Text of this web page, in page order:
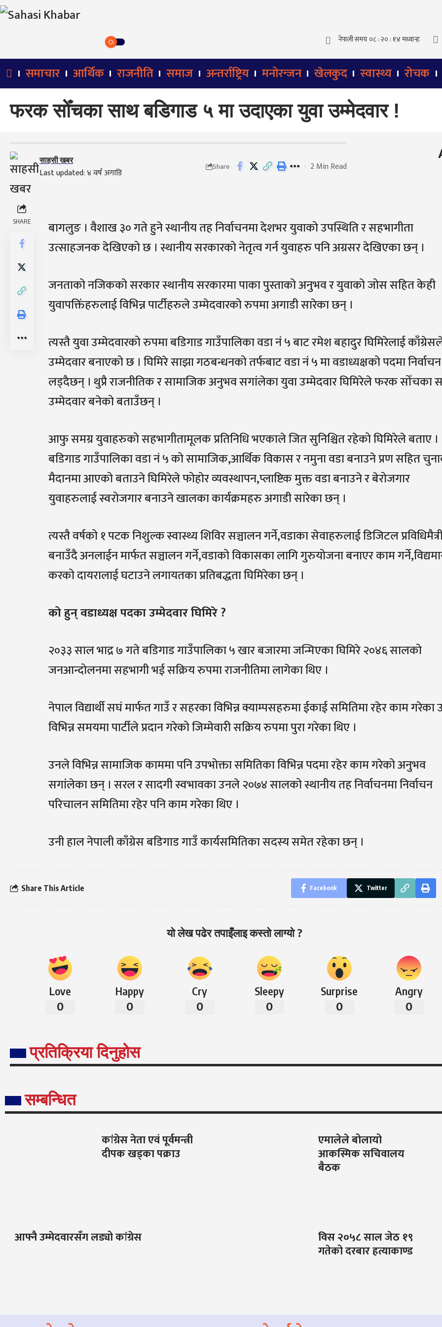
समाचार आर्थिक राजनीति समाज अन्तर्राष्ट्रिय मनोरन्जन खेलकुद स्वास्थ्य रोचक
फरक सोँचका साथ बडिगाड ५ मा उदाएका युवा उम्मेदवार !
Last updated: ४ वर्ष अगाडि
साहसी खबर
Share 2 Min Read
SHARE
बागलुङ । वैशाख ३० गते हुने स्थानीय तह निर्वाचनमा देशभर युवाको उपस्थिति र सहभागीता
उत्साहजनक देखिएको छ । स्थानीय सरकारको नेतृत्व गर्न युवाहरु पनि अग्रसर देखिएका छन् ।
जनताको नजिकको सरकार स्थानीय सरकारमा पाका पुस्ताको अनुभव र युवाको जोस सहित केही
युवापक्तिंहरुलाई विभिन्न पार्टीहरुले उम्मेदवारको रुपमा अगाडी सारेका छन् ।
त्यस्तै युवा उम्मेदवारको रुपमा बडिगाड गाउँपालिका वडा नं ५ बाट रमेश बहादुर घिमिरेलाई
उम्मेदवार बनाएको छ । घिमिरे साझा गठबन्धनको तर्फबाट वडा नं ५ मा वडाध्यक्षको पदमा निर्वाचन
लड्दैछन् । थुप्रै राजनीतिक र सामाजिक अनुभव सगांलेका युवा उम्मेदवार घिमिरेले फरक सोँचका
उम्मेदवार बनेको बताउँछन् ।
आफु समग्र युवाहरुको सहभागीतामूलक प्रतिनिधि भएकाले जित सुनिश्चित रहेको घिमिरेले बताए ।
बडिगाड गाउँपालिका वडा नं ५ को सामाजिक,आर्थिक विकास र नमुना वडा बनाउने प्रण सहित
मैदानमा आएको बताउने घिमिरेले फोहोर व्यवस्थापन,प्लाष्टिक मुक्त वडा बनाउने र बेरोजगार
युवाहरुलाई स्वरोजगार बनाउने खालका कार्यक्रमहरु अगाडी सारेका छन् ।
त्यस्तै वर्षको १ पटक निशुल्क स्वास्थ्य शिविर सञ्चालन गर्ने,वडाका सेवाहरुलाई डिजिटल
बनाउँदै अनलाईन मार्फत सञ्चालन गर्ने,वडाको विकासका लागि गुरुयोजना बनाएर काम
करको दायरालाई घटाउने लगायतका प्रतिबद्धता घिमिरेका छन् ।
को हुन् वडाध्यक्ष पदका उम्मेदवार घिमिरे ?
२०३३ साल भाद्र ७ गते बडिगाड गाउँपालिका ५ खार बजारमा जन्मिएका घिमिरे २०४६ सालको
जनआन्दोलनमा सहभागी भई सक्रिय रुपमा राजनीतिमा लागेका थिए ।
नेपाल विद्यार्थी सघं मार्फत गाउँ र सहरका विभिन्न क्याम्पसहरुमा ईकाई समितिमा रहेर काम गरेका
विभिन्न समयमा पार्टीले प्रदान गरेको जिम्मेवारी सक्रिय रुपमा पुरा गरेका थिए ।
उनले विभिन्न सामाजिक काममा पनि उपभोक्ता समितिका विभिन्न पदमा रहेर काम गरेको अनुभव
सगांलेका छन् । सरल र सादगी स्वभावका उनले २०७४ सालको स्थानीय तह निर्वाचनमा निर्वाचन
परिचालन समितिमा रहेर पनि काम गरेका थिए ।
उनी हाल नेपाली काँग्रेस बडिगाड गाउँ कार्यसमितिका सदस्य समेत रहेका छन् ।
Share This Article Facebook Twitter
यो लेख पढेर तपाइँलाइ कस्तो लाग्यो ?
Love
0
Happy
0
Cry
0
Sleepy
0
Surprise
0
Angry
0
प्रतिक्रिया दिनुहोस
सम्बन्धित
कांग्रेस नेता एवं पूर्वमन्त्री
दीपक खड्का पक्राउ
एमालेले बोलायो
आकस्मिक सचिवालय
बैठक
आफ्नै उम्मेदवारसँग लड्यो कांग्रेस विस २०५८ साल जेठ १९
गतेको दरबार हत्याकाण्ड